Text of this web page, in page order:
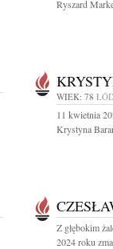
Ryszard
WIEK: 78
11 kwietnia
Krystyna
Z głębokim
2024 roku